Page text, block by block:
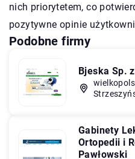
nich priorytetem, co
pozytywne opinie
Podobne firmy
Bjeska Sp.
Gabinety
Ortopedii i
Pawłowski